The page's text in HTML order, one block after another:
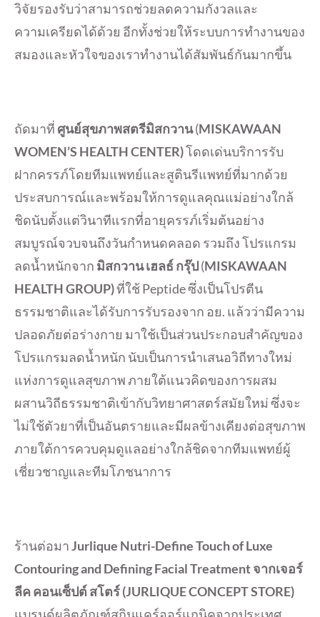
วิจัยรองรับว่าสามารถช่วยลดความกังวลและ
ความเครียดได้ด้วย อีกทั้งช่วยให้ระบบการทำงานของ
สมองและหัวใจของเราทำงานได้สัมพันธ์กันมากขึ้น
ถัดมาที่ ศูนย์สุขภาพสตรีมิสกวาน(MISKAWAAN
WOMEN’S HEALTH CENTER)โดดเด่นบริการรับ
ฝากครรภ์โดยทีมแพทย์และสูตินรีแพทย์ที่มากด้วย
ประสบการณ์และพร้อมให้การดูแลคุณแม่อย่างใกล้
ชิดนับตั้งแต่วินาทีแรกที่อายุครรภ์เริ่มต้นอย่าง
สมบูรณ์จวบจนถึงวันกำหนดคลอด รวมถึง โปรแกรม
ลดน้ำหนักจาก มิสกวาน เฮลธ์ กรุ๊ป(MISKAWAAN
HEALTH GROUP)ที่ใช้ Peptide ซึ่งเป็นโปรตีน
ธรรมชาติและได้รับการรับรองจาก อย. แล้วว่ามีความ
ปลอดภัยต่อร่างกาย มาใช้เป็นส่วนประกอบสำคัญของ
โปรแกรมลดน้ำหนัก นับเป็นการนำเสนอวิถีทางใหม่
แห่งการดูแลสุขภาพ ภายใต้แนวคิดของการผสม
ผสานวิถีธรรมชาติเข้ากับวิทยาศาสตร์สมัยใหม่ ซึ่งจะ
ไม่ใช้ตัวยาที่เป็นอันตรายและมีผลข้างเคียงต่อสุขภาพ
ภายใต้การควบคุมดูแลอย่างใกล้ชิดจากทีมแพทย์ผู้
เชี่ยวชาญและทีมโภชนาการ
ร้านต่อมาJurlique Nutri-Define Touch of Luxe
Contouring and Defining Facial Treatment จากเจอร์
ลีค คอนเซ็ปต์ สโตร์ (JURLIQUE CONCEPT STORE)